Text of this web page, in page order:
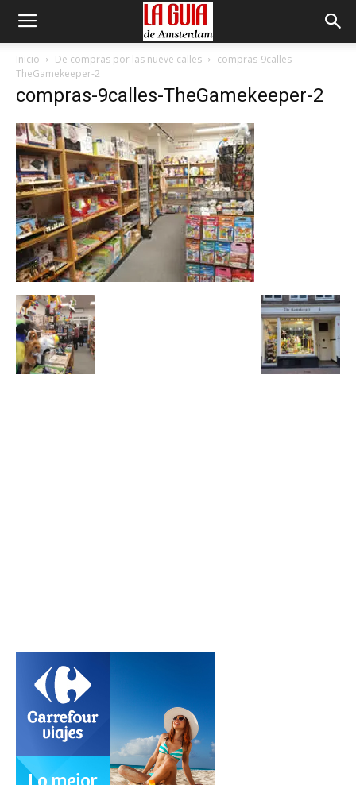
Inicio De compras por las nueve calles
compras-9calles-
TheGamekeeper-2
compras-9calles-TheGamekeeper-2